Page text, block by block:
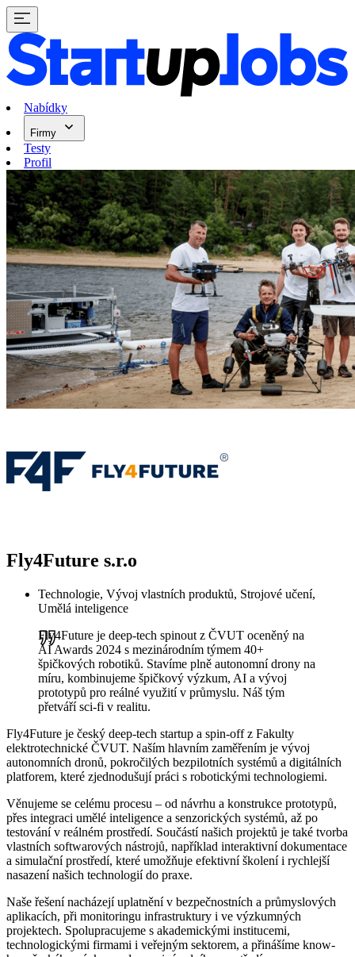
Nabídky
Firmy
Testy
Profil
Fly4Future s.r.o
Technologie, Vývoj vlastních produktů, Strojové učení,
Umělá inteligence
Fly4Future je deep-tech spinout z ČVUT oceněný na
AI Awards 2024 s mezinárodním týmem 40+
špičkových robotiků. Stavíme plně autonomní drony na
míru, kombinujeme špičkový výzkum, AI a vývoj
prototypů pro reálné využití v průmyslu. Náš tým
přetváří sci-fi v realitu.
Fly4Future je český deep-tech startup a spin-off z Fakulty
elektrotechnické ČVUT. Naším hlavním zaměřením je vývoj
autonomních dronů, pokročilých bezpilotních systémů a digitálních
platforem, které zjednodušují práci s robotickými technologiemi.
Věnujeme se celému procesu – od návrhu a konstrukce prototypů,
přes integraci umělé inteligence a senzorických systémů, až po
testování v reálném prostředí. Součástí našich projektů je také tvorba
vlastních softwarových nástrojů, například interaktivní dokumentace
a simulační prostředí, které umožňuje efektivní školení i rychlejší
nasazení našich technologií do praxe.
Naše řešení nacházejí uplatnění v bezpečnostních a průmyslových
aplikacích, při monitoringu infrastruktury i ve výzkumných
projektech. Spolupracujeme s akademickými institucemi,
technologickými firmami i veřejným sektorem, a přinášíme know-